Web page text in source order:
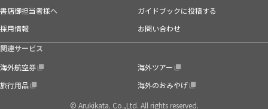
書店御担当者様へ
ガイドブックに投稿する
採用情報
お問い合わせ
関連サービス
海外航空券
海外ツアー
旅行用品
海外のおみやげ
© Arukikata. Co.,Ltd. All rights reserved.